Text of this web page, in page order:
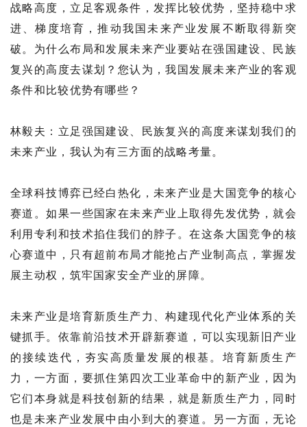
战略高度，立足客观条件，发挥比较优势，坚持稳中求
进、梯度培育，推动我国未来产业发展不断取得新突
破。为什么布局和发展未来产业要站在强国建设、民族
复兴的高度去谋划？您认为，我国发展未来产业的客观
条件和比较优势有哪些？
林毅夫：立足强国建设、民族复兴的高度来谋划我们的
未来产业，我认为有三方面的战略考量。
全球科技博弈已经白热化，未来产业是大国竞争的核心
赛道。如果一些国家在未来产业上取得先发优势，就会
利用专利和技术掐住我们的脖子。在这条大国竞争的核
心赛道中，只有超前布局才能抢占产业制高点，掌握发
展主动权，筑牢国家安全产业的屏障。
未来产业是培育新质生产力、构建现代化产业体系的关
键抓手。依靠前沿技术开辟新赛道，可以实现新旧产业
的接续迭代，夯实高质量发展的根基。培育新质生产
力，一方面，要抓住第四次工业革命中的新产业，因为
它们本身就是科技创新的结果，就是新质生产力，同时
也是未来产业发展中由小到大的赛道。另一方面，无论